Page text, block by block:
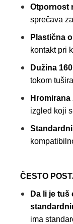
Otpornost
sprečava
Plastična
kontakt pri
Dužina
tokom
izgled koji
ČESTO
Da li je
ima